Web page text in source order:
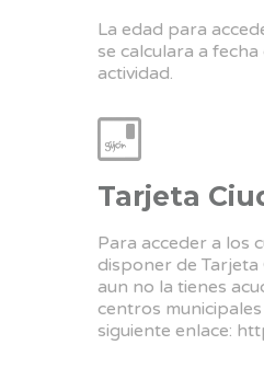
La edad para
se calculara a fecha
actividad.
Tarjeta
Para acceder a los
disponer de Tarjeta
aun no la tienes
centros
siguiente enlace: